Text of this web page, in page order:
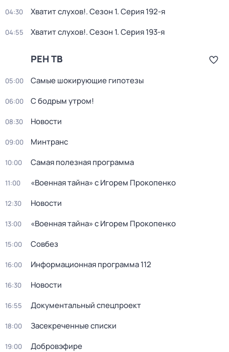
04:30 Хватит слухов!. Сезон 1. Серия 192-я
04:55 Хватит слухов!. Сезон 1. Серия 193-я
РЕН ТВ
05:00 Самые шoкиpующие гипотезы
06:00 С бодрым утром!
08:30 Новости
09:00 Минтранс
10:00 Самая полезная программа
11:00 «Военная тайна» с Игорем Прокопенко
12:30 Новости
13:00 «Военная тайна» с Игорем Прокопенко
15:00 Совбез
16:00 Информационная программа 112
16:30 Новости
16:55 Документальный спецпроект
18:00 Зaceкрeченные списки
19:00 Добровэфире